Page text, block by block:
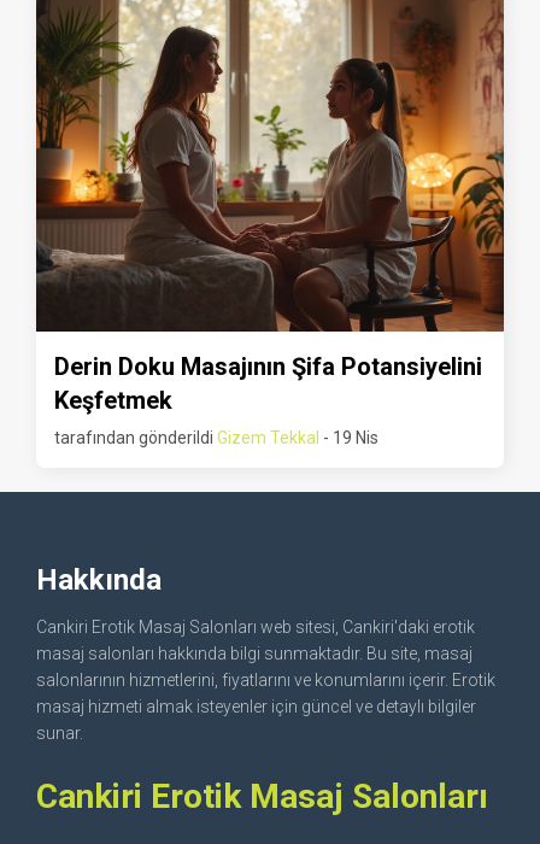
Derin Doku Masajının Şifa Potansiyelini
Keşfetmek
tarafından gönderildi Gizem Tekkal - 19 Nis
Hakkında
Cankiri Erotik Masaj Salonları web sitesi, Cankiri'daki erotik
masaj salonları hakkında bilgi sunmaktadır. Bu site, masaj
salonlarının hizmetlerini, fiyatlarını ve konumlarını içerir. Erotik
masaj hizmeti almak isteyenler için güncel ve detaylı bilgiler
sunar.
Cankiri Erotik Masaj Salonları